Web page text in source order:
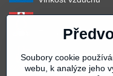
Teplota vzduchu
Teplota povrchu
Soubory cookie
webu, k analýze jeho